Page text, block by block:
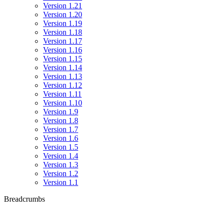
Version 1.21
Version 1.20
Version 1.19
Version 1.18
Version 1.17
Version 1.16
Version 1.15
Version 1.14
Version 1.13
Version 1.12
Version 1.11
Version 1.10
Version 1.9
Version 1.8
Version 1.7
Version 1.6
Version 1.5
Version 1.4
Version 1.3
Version 1.2
Version 1.1
Breadcrumbs